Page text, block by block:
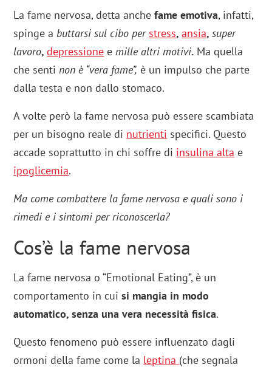
La fame nervosa, detta anchefame emotiva, infatti,
spinge a buttarsi sul cibo per stress,ansia,super
lavoro,depressione e mille altri motivi. Ma quella
che sentinon è “vera fame”, è un impulso che parte
dalla testa e non dallo stomaco.
A volte però la fame nervosa può essere scambiata
per un bisogno reale di nutrienti specifici. Questo
accade soprattutto in chi soffre di insulina alta e
ipoglicemia.
Ma come combattere la fame nervosa e quali sono i
rimedi e i sintomi per riconoscerla?
Cos’è la fame nervosa
La fame nervosa o “Emotional Eating”, è un
comportamento in cuisi mangia in modo
automatico, senza una vera necessità fisica.
Questo fenomeno può essere influenzato dagli
ormoni della fame come la leptina (che segnala